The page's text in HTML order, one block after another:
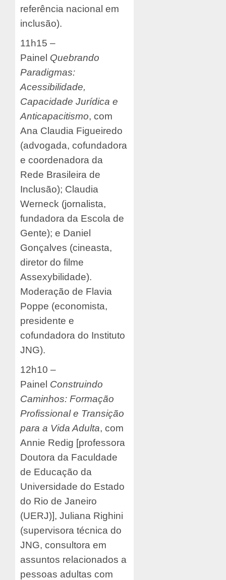
referência nacional em
inclusão).
11h15 –
Painel Quebrando
Paradigmas:
Acessibilidade,
Capacidade Jurídica e
Anticapacitismo, com
Ana Claudia Figueiredo
(advogada, cofundadora
e coordenadora da
Rede Brasileira de
Inclusão); Claudia
Werneck (jornalista,
fundadora da Escola de
Gente); e Daniel
Gonçalves (cineasta,
diretor do filme
Assexybilidade).
Moderação de Flavia
Poppe (economista,
presidente e
cofundadora do Instituto
JNG).
12h10 –
Painel Construindo
Caminhos: Formação
Profissional e Transição
para a Vida Adulta, com
Annie Redig [professora
Doutora da Faculdade
de Educação da
Universidade do Estado
do Rio de Janeiro
(UERJ)], Juliana Righini
(supervisora técnica do
JNG, consultora em
assuntos relacionados a
pessoas adultas com